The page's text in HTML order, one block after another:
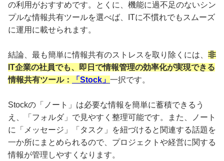
の利用がおすすめです。とくに、機能に過不足のないシン
プルな情報共有ツールを選べば、ITに不慣れでもスムーズ
に運用に載せられます。
結論、最も簡単に情報共有のストレスを取り除くには、 非
IT企業の社員でも、即日で情報管理の効率化が実現できる
情報共有ツール：
「Stock」 一択です。
Stockの「ノート」は必要な情報を簡単に蓄積できるう
え、「フォルダ」で見やすく整理可能です。また、ノート
に「メッセージ」「タスク」を紐づけると関連する話題を
一か所にまとめられるので、プロジェクトや経営に関する
情報が管理しやすくなります。